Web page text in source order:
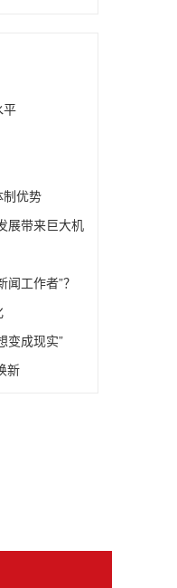
平
优势
展带来巨大机
工作者”？
变成现实”
新